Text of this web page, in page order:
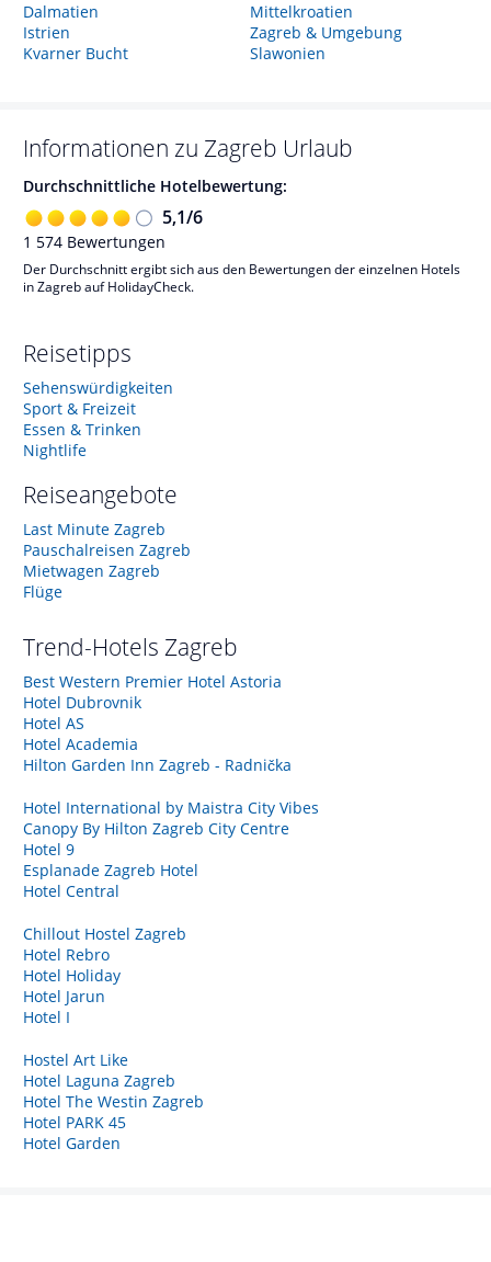
Dalmatien
Istrien
Kvarner Bucht
Mittelkroatien
Zagreb & Umgebung
Slawonien
Informationen zu Zagreb Urlaub
Durchschnittliche Hotelbewertung:
5,1/6
1 574 Bewertungen
Der Durchschnitt ergibt sich aus den Bewertungen der einzelnen Hotels
in Zagreb auf HolidayCheck.
Reisetipps
Sehenswürdigkeiten
Sport & Freizeit
Essen & Trinken
Nightlife
Reiseangebote
Last Minute Zagreb
Pauschalreisen Zagreb
Mietwagen Zagreb
Flüge
Trend-Hotels Zagreb
Best Western Premier Hotel Astoria
Hotel Dubrovnik
Hotel AS
Hotel Academia
Hilton Garden Inn Zagreb - Radnička
Hotel International by Maistra City Vibes
Canopy By Hilton Zagreb City Centre
Hotel 9
Esplanade Zagreb Hotel
Hotel Central
Chillout Hostel Zagreb
Hotel Rebro
Hotel Holiday
Hotel Jarun
Hotel I
Hostel Art Like
Hotel Laguna Zagreb
Hotel The Westin Zagreb
Hotel PARK 45
Hotel Garden